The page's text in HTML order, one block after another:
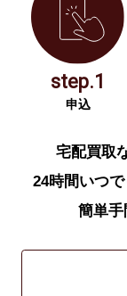
step.1
申込
宅配買取
24時間いつ
簡単手